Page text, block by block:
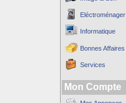
Eléctroménager
Informatique
Bonnes Affaires
Services
Mon Compte